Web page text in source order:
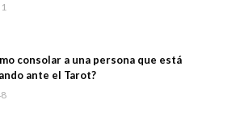
consolar a una persona que está
ante el Tarot?